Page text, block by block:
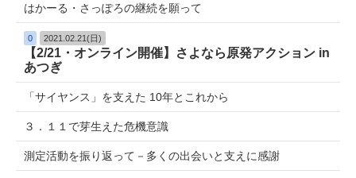
はかーる・さっぽろの継続を願って
0 2021.02.21(日)
【2/21・オンライン開催】さよなら原発アクション in
あつぎ
「サイヤンス」を支えた 10年とこれから
３．１１で芽生えた危機意識
測定活動を振り返って－多くの出会いと支えに感謝